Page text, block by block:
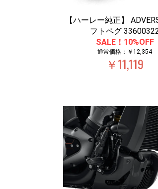
【ハーレー純正】
フトペグ
SALE！10%OFF
通常価格：￥12,354
￥11,119